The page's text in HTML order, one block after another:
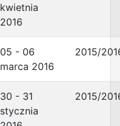
kwietnia
2016
05 - 06
marca 2016
2015/
30 - 31
stycznia
2015/